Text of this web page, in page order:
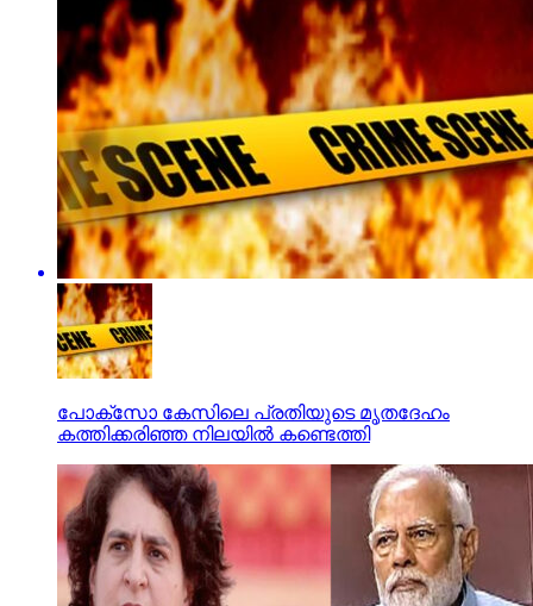
പോക്‌സോ കേസിലെ പ്രതിയുടെ മൃതദേഹം
കത്തിക്കരിഞ്ഞ നിലയില്‍ കണ്ടെത്തി